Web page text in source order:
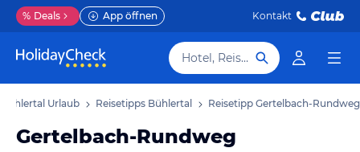
% Deals App öffnen Kontakt
Hotel, Reiseziel
Bühlertal Urlaub Reisetipps Bühlertal Reisetipp Gertelbach-Rundweg
Gertelbach-Rundweg